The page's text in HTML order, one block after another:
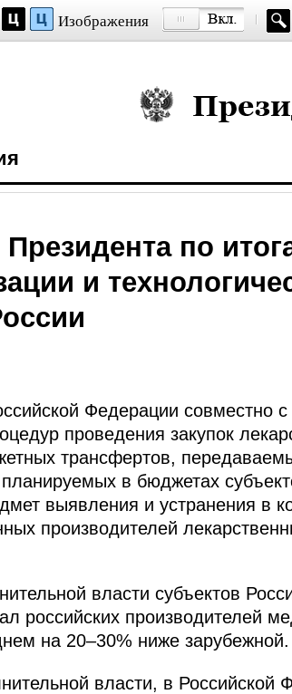
Изображения
Президент
по
и
Федерации совместно
проведения закупок
трансфертов,
в бюджетах
выявления и устранения в
производителей
власти субъектов
российских производителей
на 20–30% ниже зарубежной.
власти, в Российской